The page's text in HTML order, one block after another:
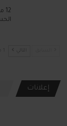
التالي
إعلانات